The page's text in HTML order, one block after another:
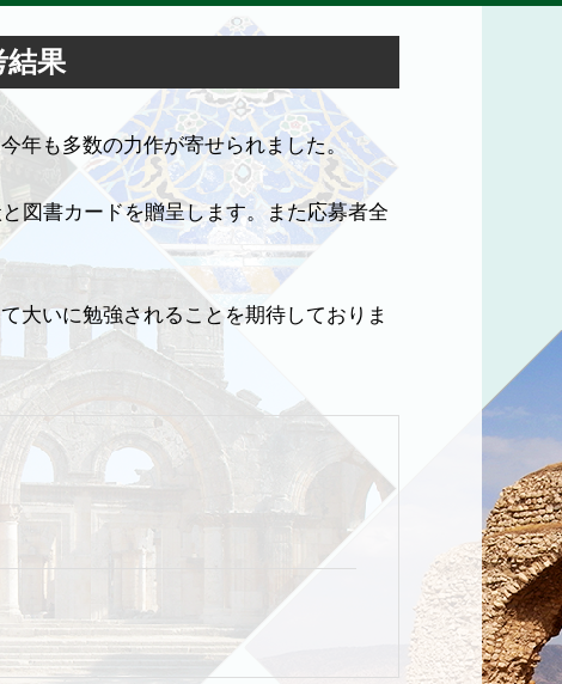
結果
年も多数の力作が寄せられました。
図書カードを贈呈します。また応募者全
大いに勉強されることを期待しておりま